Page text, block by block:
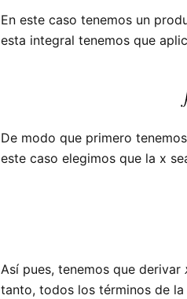
En este caso tenemos un
esta integral tenemos que
De modo que primero
este caso elegimos que la x
Así pues, tenemos que derivar
tanto, todos los términos de